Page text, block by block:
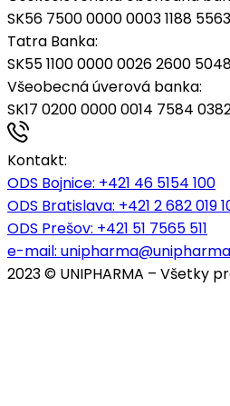
SK56 7500 0000 0003 1188 5563
Tatra Banka:
SK55 1100 0000 0026 2600
Všeobecná úverová banka:
SK17 0200 0000 0014 7584
Kontakt:
ODS Bojnice: +421 46 5154 100
ODS Bratislava: +421 2 682 019
ODS Prešov: +421 51 7565 511
e-mail:
2023 © UNIPHARMA – Všetky